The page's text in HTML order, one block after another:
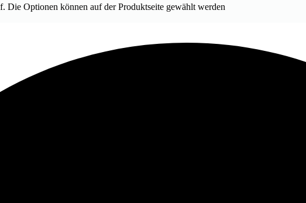
Die Optionen können auf der Produktseite gewählt werden